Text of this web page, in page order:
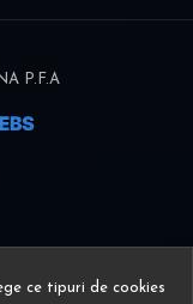
P.F.A
ce tipuri de cookies